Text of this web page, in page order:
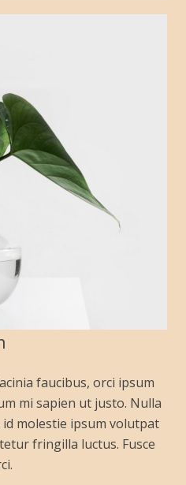
faucibus, orci ipsum
mi sapien ut justo. Nulla
molestie ipsum volutpat
fringilla luctus. Fusce